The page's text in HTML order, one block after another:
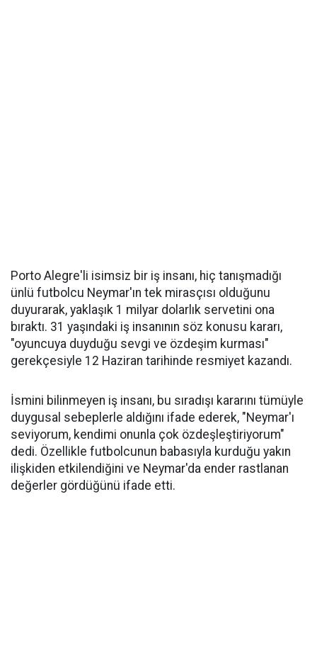
Porto Alegre'li isimsiz bir iş insanı, hiç tanışmadığı
ünlü futbolcu Neymar'ın tek mirasçısı olduğunu
duyurarak, yaklaşık 1 milyar dolarlık servetini ona
bıraktı. 31 yaşındaki iş insanının söz konusu kararı,
"oyuncuya duyduğu sevgi ve özdeşim kurması"
gerekçesiyle 12 Haziran tarihinde resmiyet kazandı.
İsmini bilinmeyen iş insanı, bu sıradışı kararını tümüyle
duygusal sebeplerle aldığını ifade ederek, "Neymar'ı
seviyorum, kendimi onunla çok özdeşleştiriyorum"
dedi. Özellikle futbolcunun babasıyla kurduğu yakın
ilişkiden etkilendiğini ve Neymar'da ender rastlanan
değerler gördüğünü ifade etti.